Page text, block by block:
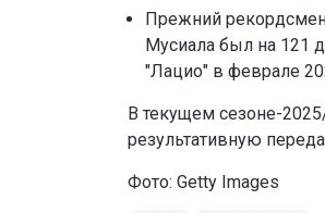
Прежний
Мусиала был на 121
"Лацио" в феврале
В текущем сезоне-
результативную
Фото: Getty Images